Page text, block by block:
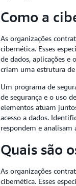
Como a
As organizações
cibernética. Esses
de dados, aplicações e
criam uma estrutura
Um programa de
de segurança e o uso
elementos atuam
acesso a dados.
respondem e analisam
Quais são
As organizações
cibernética. Esses